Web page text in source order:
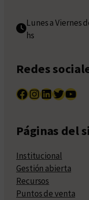
Lunes a Viernes
hs
Redes
Facebook InstagramLinkedIn Twitter YouTube
Páginas del
Institucional
Gestión abierta
Recursos
Puntos de venta